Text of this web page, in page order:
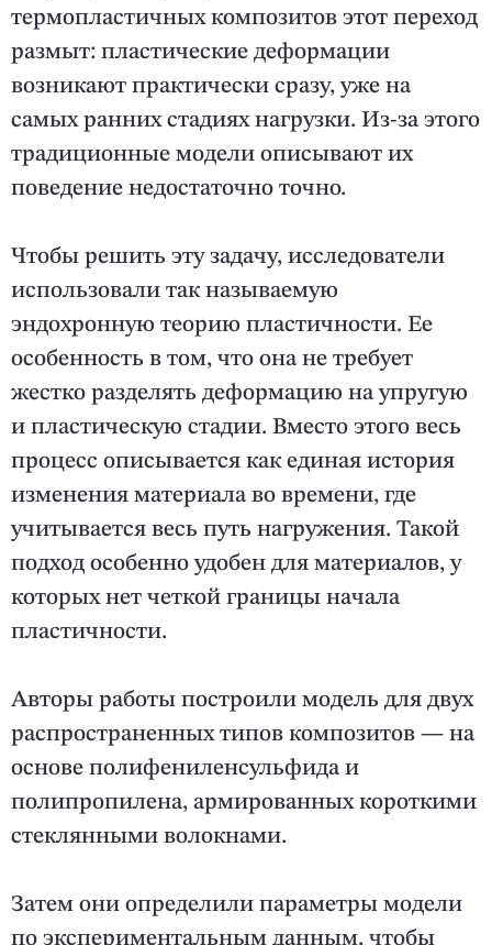
термопластичных композитов этот переход
размыт: пластические деформации
возникают практически сразу, уже на
самых ранних стадиях нагрузки. Из-за этого
традиционные модели описывают их
поведение недостаточно точно.
Чтобы решить эту задачу, исследователи
использовали так называемую
эндохронную теорию пластичности. Ее
особенность в том, что она не требует
жестко разделять деформацию на упругую
и пластическую стадии. Вместо этого весь
процесс описывается как единая история
изменения материала во времени, где
учитывается весь путь нагружения. Такой
подход особенно удобен для материалов, у
которых нет четкой границы начала
пластичности.
Авторы работы построили модель для двух
распространенных типов композитов — на
основе полифениленсульфида и
полипропилена, армированных короткими
стеклянными волокнами.
Затем они определили параметры модели
по экспериментальным данным, чтобы